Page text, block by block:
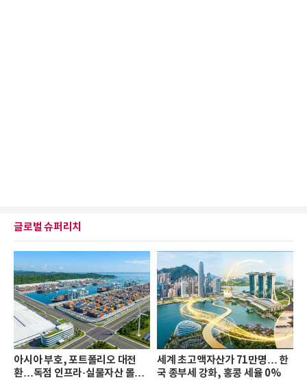
글로벌 슈퍼리치
아시아 부호, 포트폴리오 대전
환…독점 인프라·실물자산 몰린
세계 초고액자산가 71만명… 한
국 종부세 강화, 홍콩 세율 0%